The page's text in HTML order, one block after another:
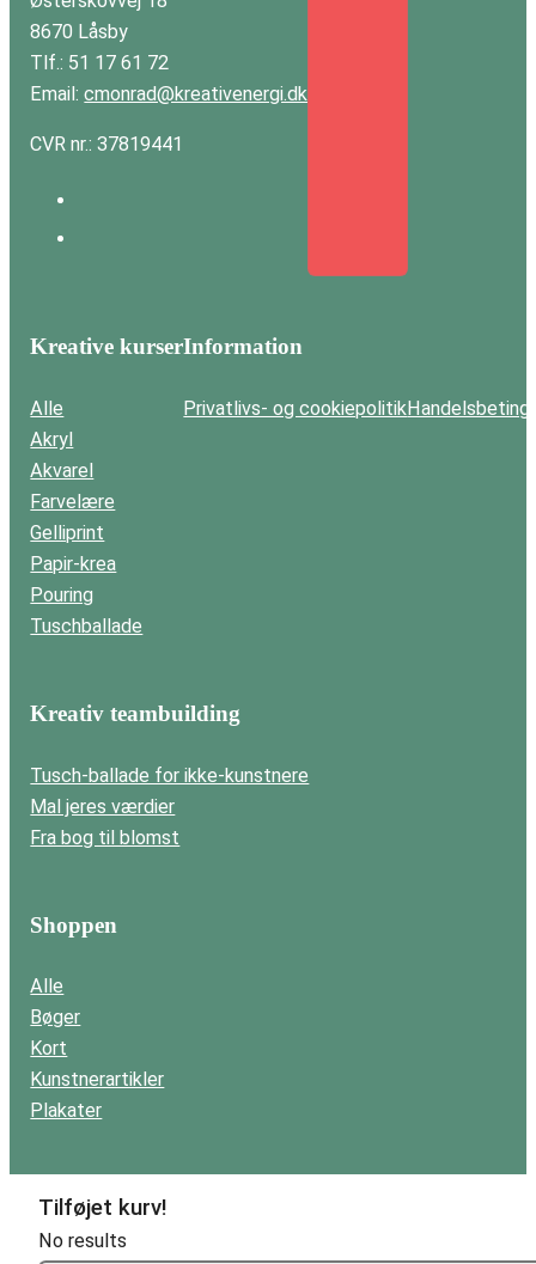
8670 Låsby
Tlf.: 51 17 61 72
Email:cmonrad@kreativenergi.dk
CVR nr.: 37819441
Kreative kurser
Alle
Akryl
Akvarel
Farvelære
Gelliprint
Papir-krea
Pouring
Tuschballade
Information
Privatlivs- og cookiepolitik
Kreativ teambuilding
Tusch-ballade for ikke-kunstnere
Mal jeres værdier
Fra bog til blomst
Shoppen
Alle
Bøger
Kort
Kunstnerartikler
Plakater
Tilføjet kurv!
No results